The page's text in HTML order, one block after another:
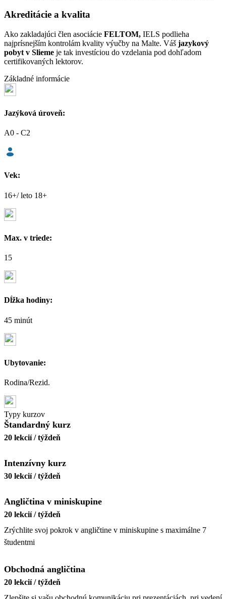
Akreditácie a kvalita
Ako zakladajúci člen asociácie FELTOM, IELS podlieha
najprísnejším kontrolám kvality výučby na Malte. Váš jazykový
pobyt v Slieme je tak investíciou do vzdelania pod dohľadom
certifikovaných lektorov.
Základné informácie
Jazýková úroveň:
A0 - C2
Vek:
16+/ leto 18+
Max. v triede:
15
Dĺžka hodiny:
45 minút
Ubytovanie:
Rodina/Rezid.
Typy kurzov
Štandardný kurz
20 lekcií / týždeň
Intenzívny kurz
30 lekcií / týždeň
Angličtina v miniskupine
20 lekcií / týždeň
Zrýchlite svoj pokrok v angličtine v miniskupine s maximálne 7
študentmi
Obchodná angličtina
20 lekcií / týždeň